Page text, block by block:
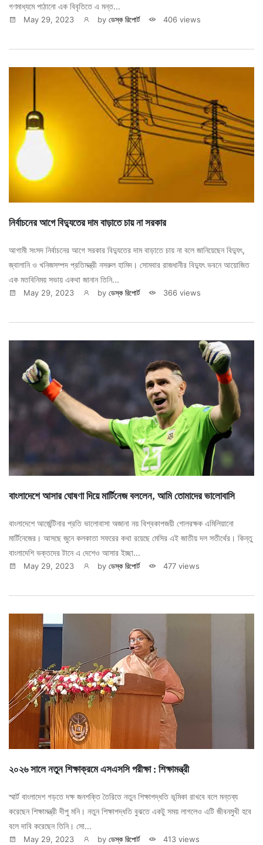
গণমাধ্যমে পাঠানো এক বিবৃতিতে এ মন্ত...
May 29, 2023 by ডেস্ক রিপোর্ট 406 views
নির্বাচনের আগে বিদ্যুতের দাম বাড়াতে চায় না সরকার
আগামী সংসদ নির্বাচনের আগে সরকার বিদ্যুতের দাম বাড়াতে চায় না বলে জানিয়েছেন বিদ্যুৎ,
জ্বালানি ও খনিজসম্পদ প্রতিমন্ত্রী নসরুল হামিদ। সোমবার রাজধানীর বিদ্যুৎ ভবনে আয়োজিত
এক মতবিনিময় সভায় একথা জানান তিনি...
May 29, 2023 by ডেস্ক রিপোর্ট 366 views
বাংলাদেশে আসার ঘোষণা দিয়ে মার্টিনেজ বললেন, আমি তোমাদের ভালোবাসি
বাংলাদেশে আর্জেন্টিনার প্রতি ভালোবাসা অজানা নয় বিশ্বকাপজয়ী গোলরক্ষক এমিলিয়ানো
মার্টিনেজের। আসছে জুনে কলকাতা সফরের কথা রয়েছে মেসির এই জাতীয় দল সতীর্থের। কিন্তু
বাংলাদেশি ভক্তদের টানে এ দেশেও আসার ইচ্ছা...
May 29, 2023 by ডেস্ক রিপোর্ট 477 views
২০২৬ সালে নতুন শিক্ষাক্রমে এসএসসি পরীক্ষা : শিক্ষামন্ত্রী
স্মার্ট বাংলাদেশ গড়তে দক্ষ জনশক্তি তৈরিতে নতুন শিক্ষাপদ্ধতি ভূমিকা রাখবে বলে মন্তব্য
করেছেন শিক্ষামন্ত্রী দীপু মনি। নতুন শিক্ষাপদ্ধতি বুঝতে একটু সময় লাগলেও এটি জীবনমুখী হবে
বলে দাবি করেছেন তিনি। সো...
May 29, 2023 by ডেস্ক রিপোর্ট 413 views